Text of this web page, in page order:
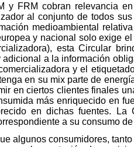
y FRM cobran relevancia
al conjunto de todos
medioambiental
y nacional solo exige
esta Circular
a la información
y el
en su mix parte de
en ciertos clientes finales
más enriquecido en
en dichas fuentes.
a su consumo
algunos consumidores,